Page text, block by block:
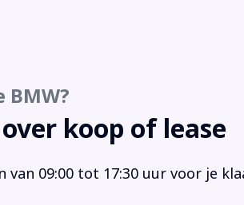
leder
stop systeem
leder
BMW?
koop of lease
van 09:00 tot 17:30 uur voor je